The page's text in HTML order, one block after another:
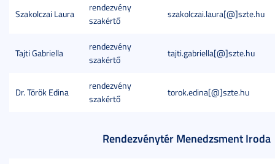
Szakolczai Laura
rendezvény
szakértő
szakolczai.laura[@]szte.hu
Tajti Gabriella
rendezvény
szakértő
tajti.gabriella[@]szte.hu
Dr. Török Edina
rendezvény
szakértő
torok.edina[@]szte.hu
Rendezvénytér Menedzsment Iroda